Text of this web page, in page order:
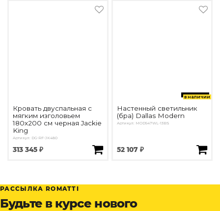
Кровать двуспальная с
мягким изголовьем
180х200 см черная Jackie
King
Артикул: DG-RF-JK480
313 345 ₽
в наличии
Настенный светильник
(бра) Dallas Modern
Артикул: MOD547WL-13BS
52 107 ₽
РАССЫЛКА ROMATTI
Будьте в курсе нового